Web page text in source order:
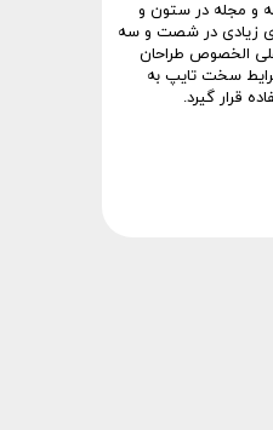
و مجله در ستون و
زیادی در شصت و سه
علی الخصوص طراحان
سخت تایپ به
قرار گیرد.